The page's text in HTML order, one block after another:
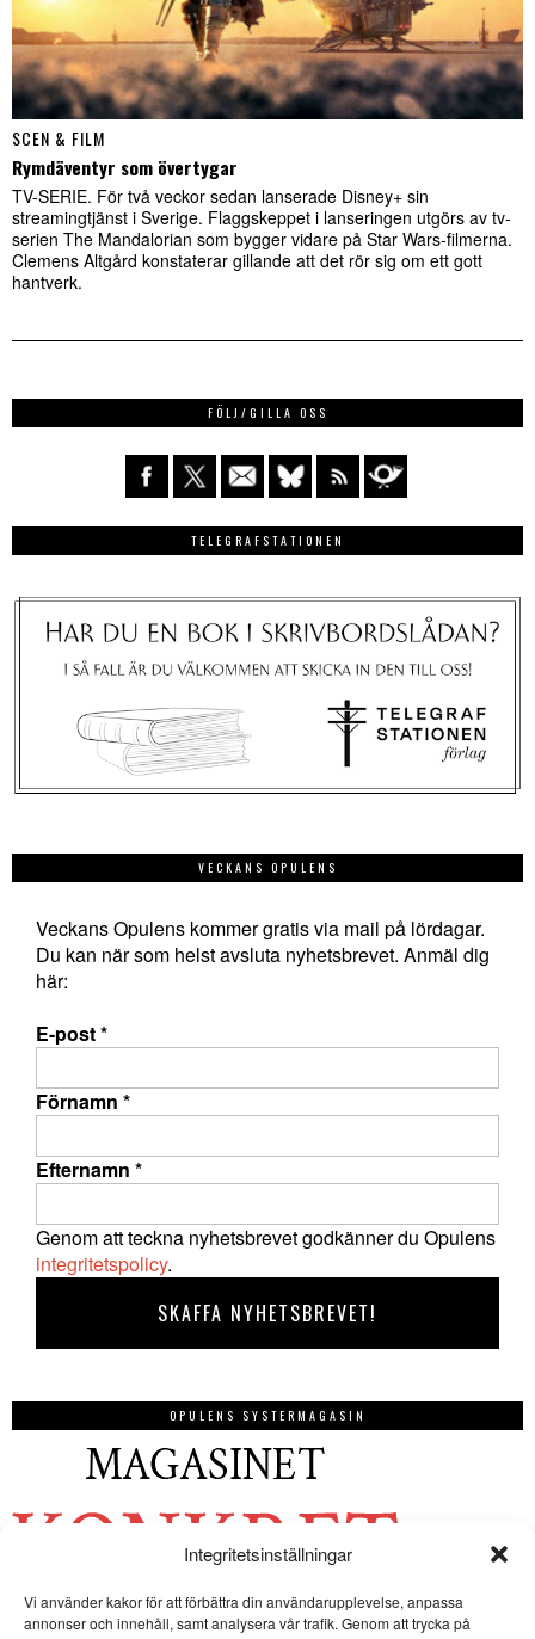
Integritetsinställningar
Vi använder kakor för att förbättra din användarupplevelse, anpassa
annonser och innehåll, samt analysera vår trafik. Genom att trycka på
SCEN & FILM
Rymdäventyr som övertygar
TV-SERIE. För två veckor sedan lanserade Disney+ sin
streamingtjänst i Sverige. Flaggskeppet i lanseringen utgörs av tv-
serien The Mandalorian som bygger vidare på Star Wars-filmerna.
Clemens Altgård konstaterar gillande att det rör sig om ett gott
hantverk.
FÖLJ/GILLA OSS
TELEGRAFSTATIONEN
VECKANS OPULENS
Veckans Opulens kommer gratis via mail på lördagar.
Du kan när som helst avsluta nyhetsbrevet. Anmäl dig
här:
E-post*
Förnamn *
Efternamn *
Genom att teckna nyhetsbrevet godkänner du Opulens
integritetspolicy.
OPULENS SYSTERMAGASIN